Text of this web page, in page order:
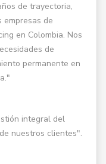
de trayectoria,
empresas de
en Colombia. Nos
de
permanente en
integral del
nuestros clientes".